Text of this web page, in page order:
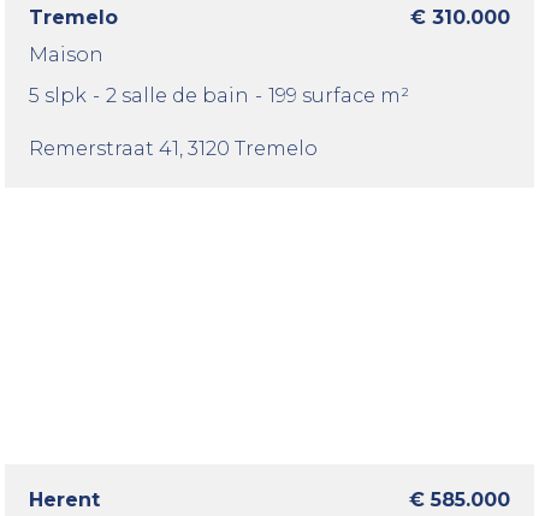
Tremelo
€ 310.000
Maison
5 slpk - 2 salle de bain - 199 surface m²
Remerstraat 41 , 3120 Tremelo
Herent
€ 585.000